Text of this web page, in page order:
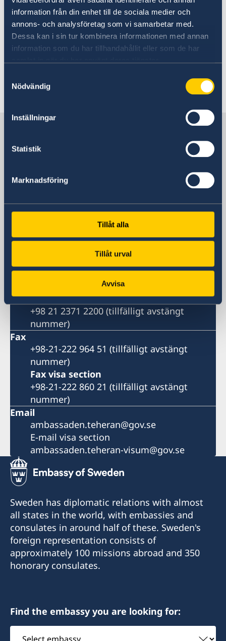
information från din enhet till de sociala medier och
annons- och analysföretag som vi samarbetar med.
Dessa kan i sin tur kombinera informationen med annan
information som du har tillhandahållit eller som de har
Nödvändig
Inställningar
Statistik
Marknadsföring
Tillåt alla
Tillåt urval
Avvisa
Credits: Anders Tedeholm/imagebank.sweden.se
For our regular opening hours and information
on how to contact us, see:Contact
Last updated 30 Mar 2020, 7.27 PM
Visiting address
Pasdaran Ave.
Postal address
Embassy of Sweden
Tehran
Phone
+98 21 2371 2200 (tillfälligt avstängt
nummer)
Fax
+98-21-222 964 51 (tillfälligt avstängt
nummer)
Fax visa section
+98-21-222 860 21 (tillfälligt avstängt
nummer)
Email
ambassaden.teheran@gov.se
E-mail visa section
ambassaden.teheran-visum@gov.se
Sweden has diplomatic relations with almost
all states in the world, with embassies and
consulates in around half of these. Sweden's
foreign representation consists of
approximately 100 missions abroad and 350
honorary consulates.
Find the embassy you are looking for:
Select